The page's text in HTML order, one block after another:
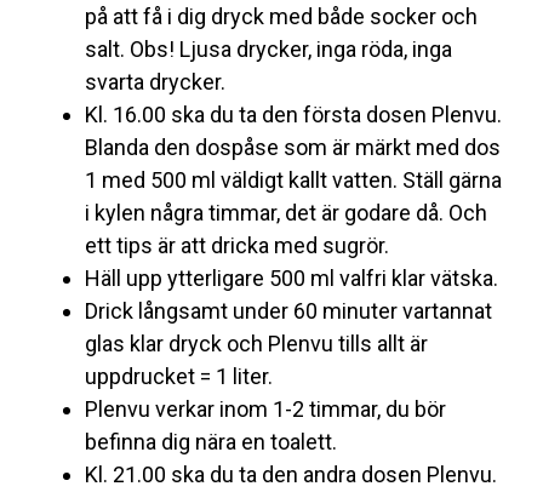
på att få i dig dryck med både socker och
salt. Obs! Ljusa drycker, inga röda, inga
svarta drycker.
Kl. 16.00 ska du ta den första dosen Plenvu.
Blanda den dospåse som är märkt med dos
1 med 500 ml väldigt kallt vatten. Ställ gärna
i kylen några timmar, det är godare då. Och
ett tips är att dricka med sugrör.
Häll upp ytterligare 500 ml valfri klar vätska.
Drick långsamt under 60 minuter vartannat
glas klar dryck och Plenvu tills allt är
uppdrucket = 1 liter.
Plenvu verkar inom 1-2 timmar, du bör
befinna dig nära en toalett.
Kl. 21.00 ska du ta den andra dosen Plenvu.